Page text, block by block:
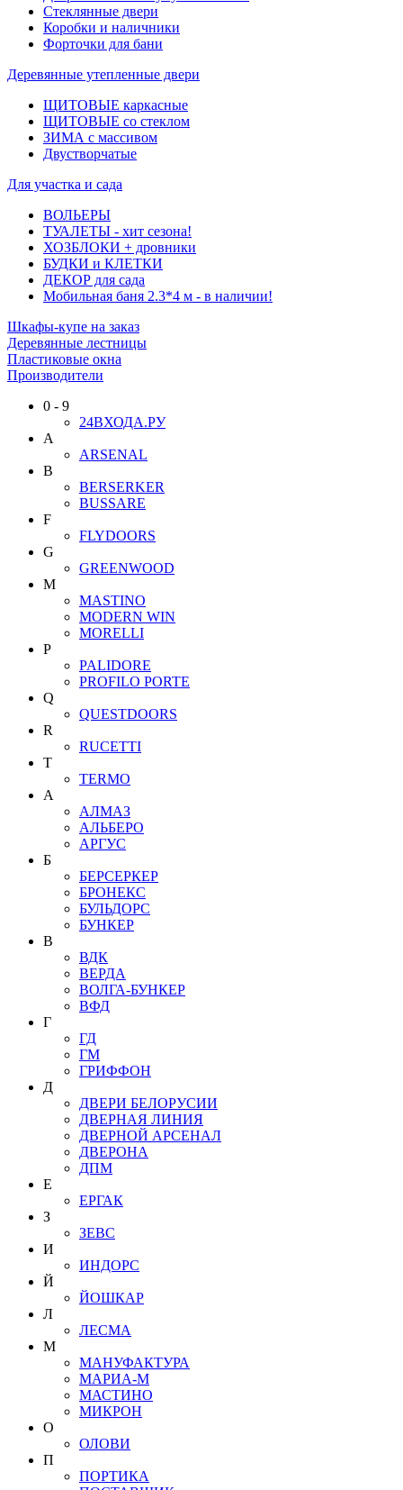
Стеклянные двери
Коробки и наличники
Форточки для бани
Деревянные утепленные двери
ЩИТОВЫЕ каркасные
ЩИТОВЫЕ со стеклом
ЗИМА с массивом
Двустворчатые
Для участка и сада
ВОЛЬЕРЫ
ТУАЛЕТЫ - хит сезона!
ХОЗБЛОКИ + дровники
БУДКИ и КЛЕТКИ
ДЕКОР для сада
Мобильная баня 2.3*4 м - в наличии!
Шкафы-купе на заказ
Деревянные лестницы
Пластиковые окна
Производители
0 - 9
24ВХОДА.РУ
A
ARSENAL
B
BERSERKER
BUSSARE
F
FLYDOORS
G
GREENWOOD
M
MASTINO
MODERN WIN
MORELLI
P
PALIDORE
PROFILO PORTE
Q
QUESTDOORS
R
RUCETTI
T
TERMO
А
АЛМАЗ
АЛЬБЕРО
АРГУС
Б
БЕРСЕРКЕР
БРОНЕКС
БУЛЬДОРС
БУНКЕР
В
ВДК
ВЕРДА
ВОЛГА-БУНКЕР
ВФД
Г
ГД
ГМ
ГРИФФОН
Д
ДВЕРИ БЕЛОРУСИИ
ДВЕРНАЯ ЛИНИЯ
ДВЕРНОЙ АРСЕНАЛ
ДВЕРОНА
ДПМ
Е
ЕРГАК
З
ЗЕВС
И
ИНДОРС
Й
ЙОШКАР
Л
ЛЕСМА
М
МАНУФАКТУРА
МАРИА-М
МАСТИНО
МИКРОН
О
ОЛОВИ
П
ПОРТИКА